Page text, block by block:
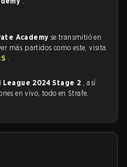
Academy se transmitió en
más partidos como este, visita
.
League 2024 Stage 2 , así
en vivo, todo en Strafe.